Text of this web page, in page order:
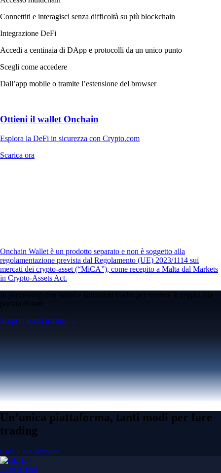
Connettiti e interagisci senza difficoltà su più blockchain
Integrazione DeFi
Accedi a centinaia di DApp e protocolli da un unico punto
Scegli come accedere
Dall’app mobile o tramite l’estensione del browser
Ottieni il wallet Onchain
Esplora la DeFi in sicurezza con Crypto.com
Scarica ora
Onchain Wallet è un prodotto separato e non è soggetto alla
regolamentazione prevista dal Regolamento (UE) 2023/1114 sui
mercati dei crypto-asset (“MiCA”), come recepito a Malta dal Markets
in Crypto-Assets Act.
In partnership con brand e istituzioni leader per rendere le crypto alla
portata di tutti
Scopri i nostri partner →
Un’unica piattaforma, tanti modi per fare
trading
Crea il tuo account
Easy & Fast